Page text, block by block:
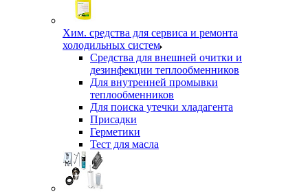
Хим. средства для сервиса и ремонта
холодильных систем
Средства для внешней очитки и
дезинфекции теплообменников
Для внутренней промывки
теплообменников
Для поиска утечки хладагента
Присадки
Герметики
Тест для масла